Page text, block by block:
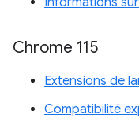
Chrome 115
Extensions de
Compatibilité